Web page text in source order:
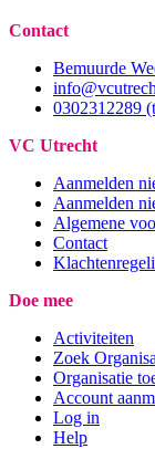
Contact
Bemuurde
0302312289
VC Utrecht
Aanmelden
Aanmelden
Algemene
Contact
Doe mee
Activiteiten
Zoek
Organisatie
Account
Log in
Help